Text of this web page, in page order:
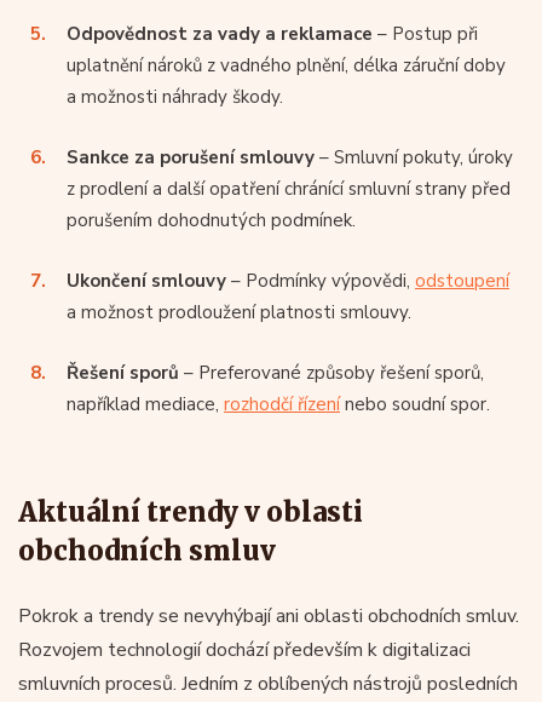
Odpovědnost za vady a reklamace – Postup při
uplatnění nároků z vadného plnění, délka záruční doby
a možnosti náhrady škody.
Sankce za porušení smlouvy – Smluvní pokuty, úroky
z prodlení a další opatření chránící smluvní strany před
porušením dohodnutých podmínek.
Ukončení smlouvy – Podmínky výpovědi, odstoupení
a možnost prodloužení platnosti smlouvy.
Řešení sporů – Preferované způsoby řešení sporů,
například mediace, rozhodčí řízenínebo soudní spor.
Aktuální trendy v oblasti
obchodních smluv
Pokrok a trendy se nevyhýbají ani oblasti obchodních smluv.
Rozvojem technologií dochází především k digitalizaci
smluvních procesů. Jedním z oblíbených nástrojů posledních